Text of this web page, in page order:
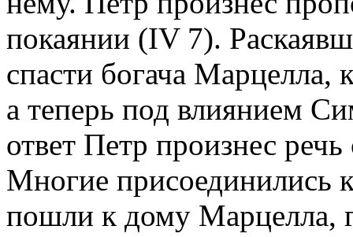
покаянии (IV 7).
спасти богача
а теперь под влиянием
ответ Петр произнес
Многие присоединились
пошли к дому Марцелла,